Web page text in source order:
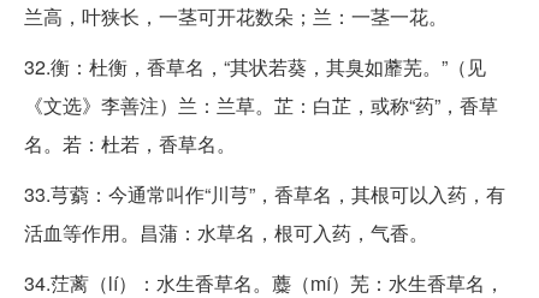
兰高，叶狭长，一茎可开花数朵；兰：一茎一花。
32.衡：杜衡，香草名，“其状若葵，其臭如蘼芜。”（见
《文选》李善注）兰：兰草。芷：白芷，或称“药”，香草
名。若：杜若，香草名。
33.芎藭：今通常叫作“川芎”，香草名，其根可以入药，有
活血等作用。昌蒲：水草名，根可入药，气香。
34.茳蓠（lí）：水生香草名。蘪（mí）芜：水生香草名，